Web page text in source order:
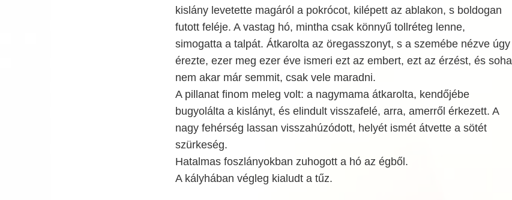
kislány levetette magáról a pokrócot, kilépett az ablakon, s boldogan
futott feléje. A vastag hó, mintha csak könnyű tollréteg lenne,
simogatta a talpát. Átkarolta az öregasszonyt, s a szemébe nézve úgy
érezte, ezer meg ezer éve ismeri ezt az embert, ezt az érzést, és soha
nem akar már semmit, csak vele maradni.
A pillanat finom meleg volt: a nagymama átkarolta, kendőjébe
bugyolálta a kislányt, és elindult visszafelé, arra, amerről érkezett. A
nagy fehérség lassan visszahúzódott, helyét ismét átvette a sötét
szürkeség.
Hatalmas foszlányokban zuhogott a hó az égből.
A kályhában végleg kialudt a tűz.